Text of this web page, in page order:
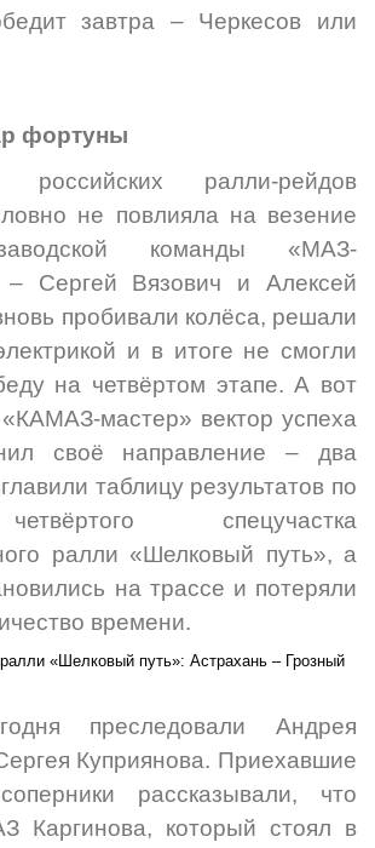
завтра – Черкесов или
фортуны
ралли-рейдов
не повлияла на везение
команды «МАЗ-
Сергей Вязович и Алексей
пробивали колёса, решали
и в итоге не смогли
на четвёртом этапе. А вот
мастер» вектор успеха
своё направление – два
таблицу результатов по
спецучастка
ралли «Шелковый путь», а
на трассе и потеряли
времени.
преследовали Андрея
Куприянова. Приехавшие
рассказывали, что
Каргинова, который стоял в